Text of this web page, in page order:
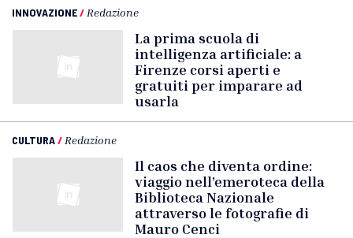
INNOVAZIONE/ Redazione
La prima scuola di
intelligenza artificiale: a
Firenze corsi aperti e
gratuiti per imparare ad
usarla
CULTURA/ Redazione
Il caos che diventa ordine:
viaggio nell’emeroteca della
Biblioteca Nazionale
attraverso le fotografie di
Mauro Cenci